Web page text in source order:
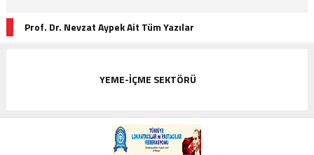
Prof. Dr. Nevzat Aypek Ait Tüm Yazılar
YEME-İÇME SEKTÖRÜ